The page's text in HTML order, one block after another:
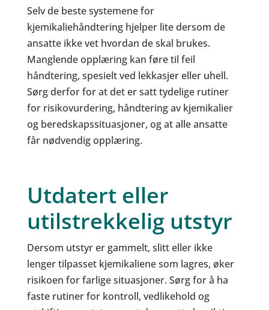
Selv de beste systemene for
kjemikaliehåndtering hjelper lite dersom de
ansatte ikke vet hvordan de skal brukes.
Manglende opplæring kan føre til feil
håndtering, spesielt ved lekkasjer eller uhell.
Sørg derfor for at det er satt tydelige rutiner
for risikovurdering, håndtering av kjemikalier
og beredskapssituasjoner, og at alle ansatte
får nødvendig opplæring.
Utdatert eller
utilstrekkelig utstyr
Dersom utstyr er gammelt, slitt eller ikke
lenger tilpasset kjemikaliene som lagres, øker
risikoen for farlige situasjoner. Sørg for å ha
faste rutiner for kontroll, vedlikehold og